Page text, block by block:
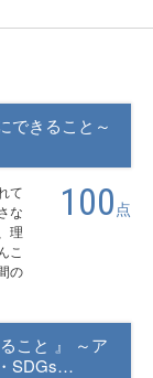
できること～
て
な
理
こ
の
100 点
こと 』 ～ア
SDGs…